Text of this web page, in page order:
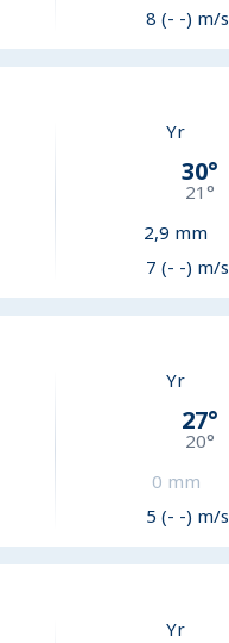
8 (- -) m/s
Yr
30°
21 °
2,9 mm
7 (- -) m/s
Yr
27°
20°
0 mm
5 (- -) m/s
Yr